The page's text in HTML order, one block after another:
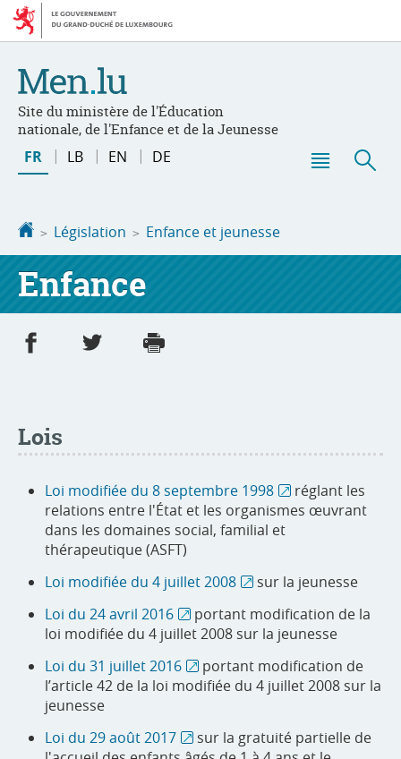
Aller
navigation
Aller
au
Site du ministère de l'Éducation
nationale, de l'Enfance et de la Jeunesse
Changer
de
FR LB EN DE
Accueil
Législation Enfance et jeunesse
Enfance
Partager sur Facebook
Partager sur Twitter
Lois
Loi modifiée du 8 septembre 1998
réglant les
relations entre l'État et les organismes œuvrant
dans les domaines social, familial et
thérapeutique (ASFT)
Loi modifiée du 4 juillet 2008
sur la jeunesse
Loi du 24 avril 2016
portant modification de la
loi modifiée du 4 juillet 2008 sur la jeunesse
Loi du 31 juillet 2016
portant modification de
l’article 42 de la loi modifiée du 4 juillet 2008 sur la
jeunesse
Loi du 29 août 2017
sur la gratuité partielle de